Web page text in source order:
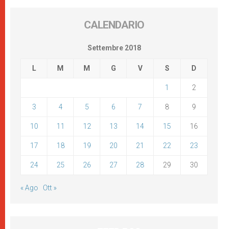
CALENDARIO
Settembre 2018
L M M G V S D
1 2
3 4 5 6 7 8 9
10 11 12 13 14 15 16
17 18 19 20 21 22 23
24 25 26 27 28 29 30
« Ago Ott »